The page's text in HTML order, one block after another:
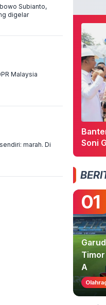
Subianto,
digelar
Malaysia
marah. Di
Soni
01
A